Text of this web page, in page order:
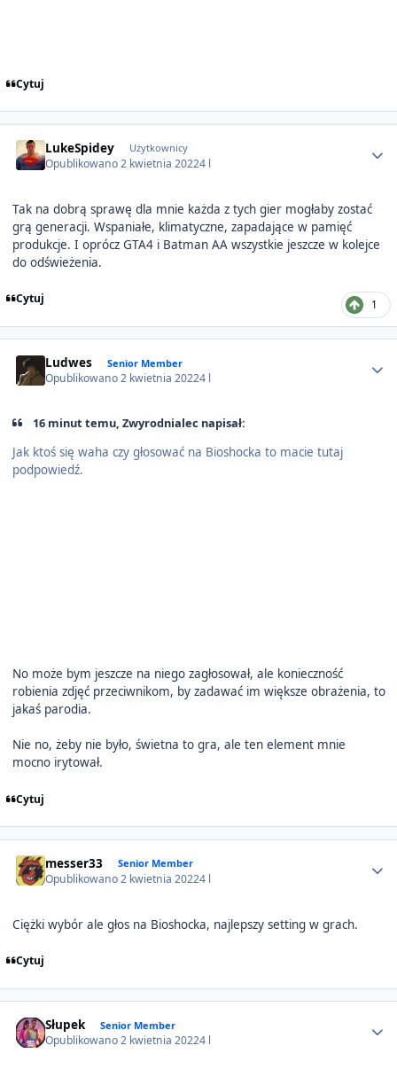
Cytuj
LukeSpidey Użytkownicy
Opublikowano2 kwietnia 20224 l
Tak na dobrą sprawę dla mnie każda z tych gier mogłaby zostać
grą generacji. Wspaniałe, klimatyczne, zapadające w pamięć
produkcje. I oprócz GTA4 i Batman AA wszystkie jeszcze w kolejce
do odświeżenia.
Cytuj 1
Ludwes Senior Member
Opublikowano2 kwietnia 20224 l
16 minut temu, Zwyrodnialec napisał:
Jak ktoś się waha czy głosować na Bioshocka to macie tutaj
podpowiedź.
No może bym jeszcze na niego zagłosował, ale konieczność
robienia zdjęć przeciwnikom, by zadawać im większe obrażenia, to
jakaś parodia.
Nie no, żeby nie było, świetna to gra, ale ten element mnie
mocno irytował.
Cytuj
messer33 Senior Member
Opublikowano2 kwietnia 20224 l
Ciężki wybór ale głos na Bioshocka, najlepszy setting w grach.
Cytuj
Słupek Senior Member
Opublikowano2 kwietnia 20224 l